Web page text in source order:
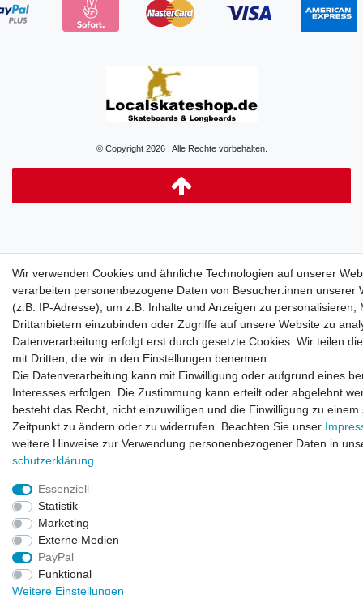
© Copyright 2026 | Alle Rechte vorbehalten.
Wir verwenden Cookies und ähnliche Technologien auf unserer
verarbeiten personenbezogene Daten von Besucher:innen unserer
(z.B. IP-Adresse), um z.B. Inhalte und Anzeigen zu personalisieren,
Drittanbietern einzubinden oder Zugriffe auf unsere Website zu
Datenverarbeitung erfolgt erst durch gesetzte Cookies. Wir teilen
mit Dritten, die wir in den Einstellungen benennen.
Die Datenverarbeitung kann mit Einwilligung oder aufgrund eines
Interesses erfolgen. Die Zustimmung kann erteilt oder abgelehnt
besteht das Recht, nicht einzuwilligen und die Einwilligung zu einem
Zeitpunkt zu ändern oder zu widerrufen. Beachten Sie unser
weitere Hinweise zur Verwendung personenbezogener Daten in
schutz­erklärung
Essenziell
Statistik
Marketing
Externe Medien
PayPal
Funktional
Weitere Einstellungen